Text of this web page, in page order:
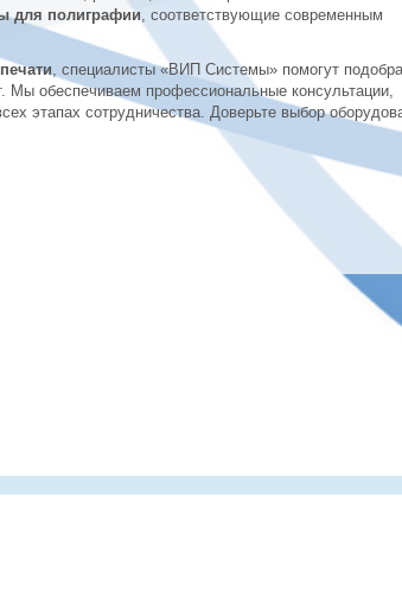
для полиграфии, соответствующие современным
, специалисты «ВИП Системы» помогут
обеспечиваем профессиональные консультации,
этапах сотрудничества. Доверьте выбор